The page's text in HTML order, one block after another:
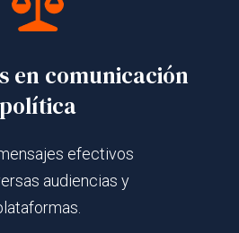
en comunicación
política
efectivos
audiencias y